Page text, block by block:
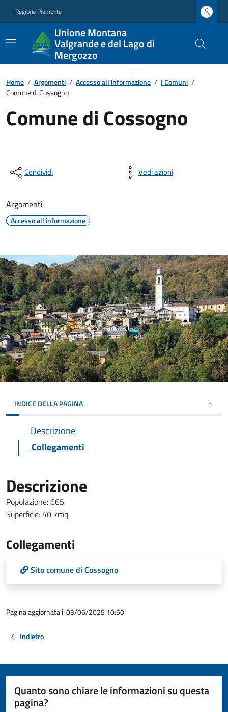
Regione Piemonte
Unione Montana
Valgrande e del Lago di
Mergozzo
Home / Argomenti / Accesso all'informazione / I Comuni /
Comune di Cossogno
Comune di Cossogno
Condividi Vedi azioni
Argomenti
Accesso all'informazione
INDICE DELLA PAGINA
Descrizione
Collegamenti
Descrizione
Popolazione: 665
Superficie: 40 kmq
Collegamenti
Sito comune di Cossogno
Pagina aggiornata il 03/06/2025 10:50
Indietro
Quanto sono chiare le informazioni su questa
pagina?